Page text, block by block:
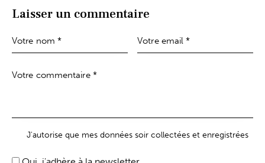
Laisser un commentaire
J'autorise que mes données soir collectées et enregistrées